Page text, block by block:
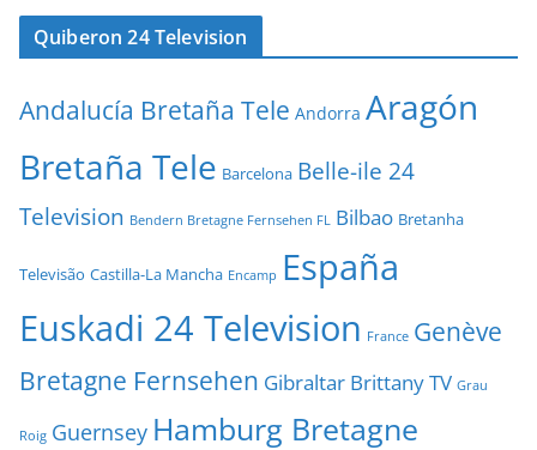
Quiberon 24 Television
Andalucía Bretaña Tele Andorra Aragón
Bretaña Tele Barcelona Belle-ile 24
Television Bendern Bretagne Fernsehen FL Bilbao Bretanha
Televisão Castilla-La Mancha Encamp España
Euskadi 24 Television France Genève
Bretagne Fernsehen Gibraltar Brittany TV Grau
Roig Guernsey Hamburg Bretagne